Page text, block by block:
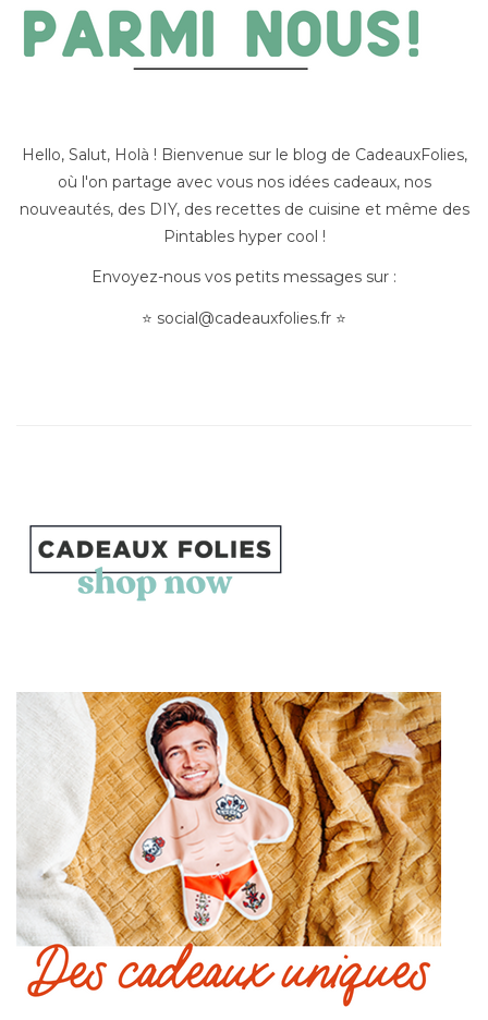
Hello, Salut, Holà ! Bienvenue sur le blog de CadeauxFolies,
où l'on partage avec vous nos idées cadeaux, nos
nouveautés, des DIY, des recettes de cuisine et même des
Pintables hyper cool !
Envoyez-nous vos petits messages sur :
⭐ social@cadeauxfolies.fr ⭐